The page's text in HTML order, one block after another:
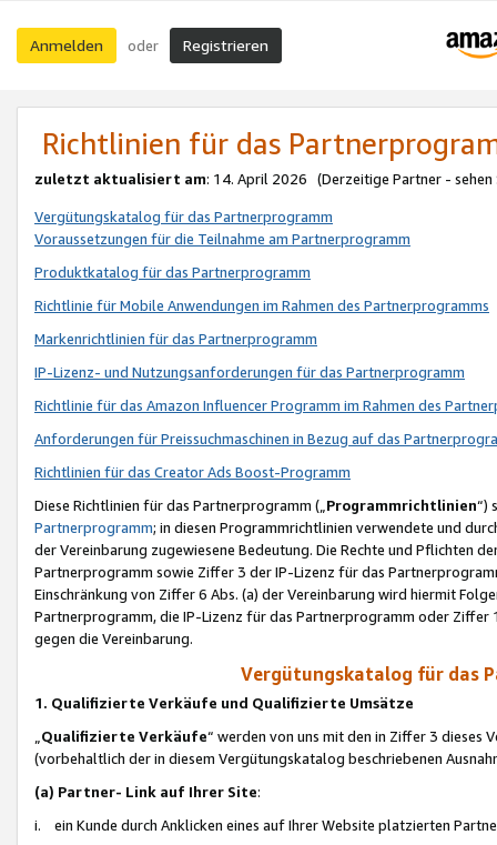
Anmelden oder Registrieren
Richtlinien für das
zuletzt aktualisiert am: 14. April 2026 (Derzeitige Partner - sehen
Vergütungskatalog für das Partnerprogramm
Voraussetzungen für die Teilnahme am Partnerprogramm
Produktkatalog für das Partnerprogramm
Richtlinie für Mobile Anwendungen im Rahmen des Partnerprogramms
Markenrichtlinien für das Partnerprogramm
IP-Lizenz- und Nutzungsanforderungen für das Partnerprogramm
Richtlinie für das Amazon Influencer Programm im Rahmen des
Anforderungen für Preissuchmaschinen in Bezug auf das
Richtlinien für das Creator Ads Boost-Programm
Diese Richtlinien für das Partnerprogramm („Programmrichtlinien“)
Partnerprogramm; in diesen Programmrichtlinien verwendete und
der Vereinbarung zugewiesene Bedeutung. Die Rechte und Pflichten
Partnerprogramm sowie Ziffer 3 der IP-Lizenz für das
Einschränkung von Ziffer 6 Abs. (a) der Vereinbarung wird hiermit
Partnerprogramm, die IP-Lizenz für das Partnerprogramm oder
gegen die Vereinbarung.
Vergütungskatalog für das
1. Qualifizierte Verkäufe und Qualifizierte Umsätze
Qualifizierte Verkäufe“ werden von uns mit den in Ziffer 3
(vorbehaltlich der in diesem Vergütungskatalog beschriebenen
(a) Partner- Link auf Ihrer Site:
i. ein Kunde durch Anklicken eines auf Ihrer Website platzierten